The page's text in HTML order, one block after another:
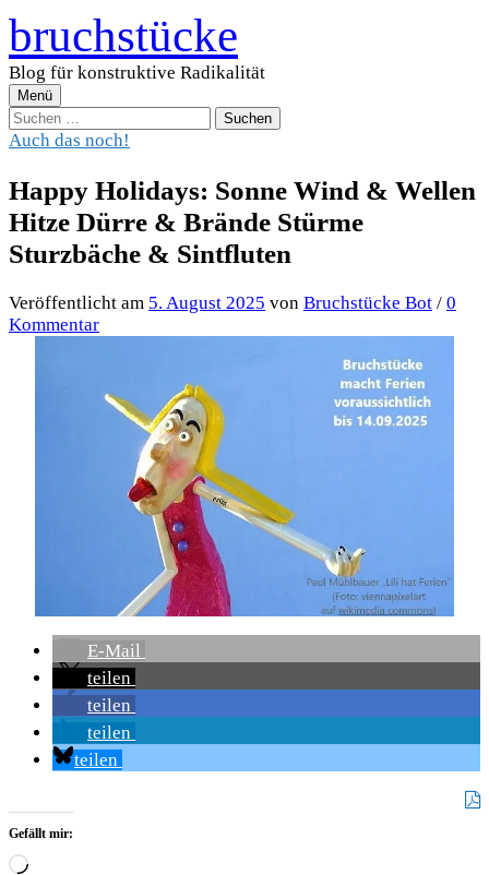
Zum
Inhalt
überspringen
bruchstücke
Blog für konstruktive Radikalität
Menü
Suchen
nach:
Auch das noch!
Happy Holidays: Sonne Wind & Wellen
Hitze Dürre & Brände Stürme
Sturzbäche & Sintfluten
Veröffentlicht am 5. August 2025 von Bruchstücke Bot / 0
Kommentar
E-Mail
teilen
teilen
teilen
teilen
Gefällt mir:
Wird